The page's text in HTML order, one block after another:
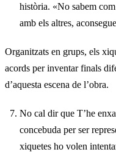
història. «No sabem
amb els altres,
Organitzats en grups, els
acords per inventar finals
d’aquesta escena de l’obra.
No cal dir que T’he
concebuda per ser
xiquetes ho volen